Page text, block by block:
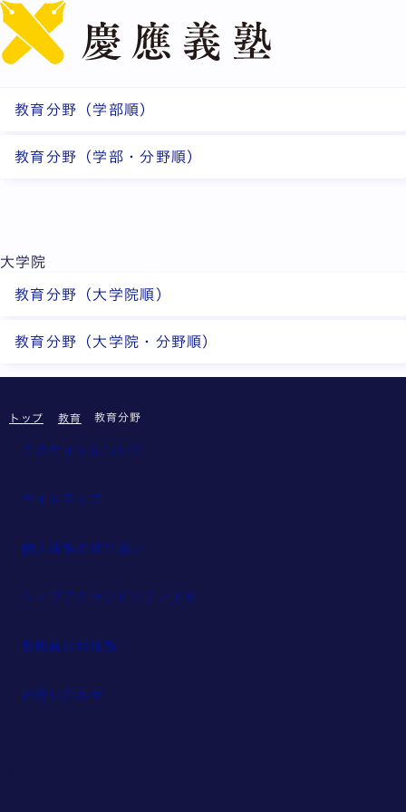
教育分野
教育分野（学部順）
教育分野（学部・分野順）
大学院
教育分野（大学院順）
教育分野（大学院・分野順）
トップ 教育 教育分野
このサイトについて
サイトマップ
個人情報の取り扱い
ウェブアクセシビリティ方針
教職員採用情報
お問い合わせ